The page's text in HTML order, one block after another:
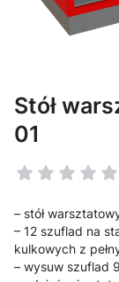
Stół
01
– stół
– 12 szuflad na
kulkowych z
– wysuw szuflad